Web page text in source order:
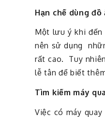
Hạn chế dùng
Một lưu ý khi đến
nên sử dụng
rất cao. Tuy
lễ tân để biết
Tìm kiếm máy
Việc có máy